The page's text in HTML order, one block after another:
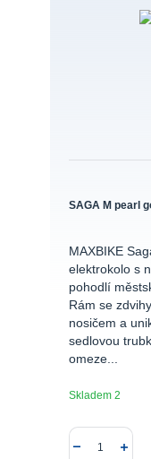
SAGA M pearl
MAXBIKE
elektrokolo s
pohodlí
Rám se
nosičem a
sedlovou
omeze...
Skladem 2